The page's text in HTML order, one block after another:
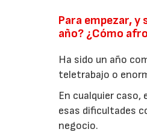
Para empezar, y
año? ¿Cómo
Ha sido un año
teletrabajo o
En cualquier
esas dificultades
negocio.